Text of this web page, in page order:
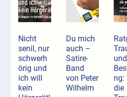
Nicht
senil, nur
schwerh
örig und
ich will
kein
Du mich
auch –
Satire-
Band
von Peter
Wilhelm
und
ng:
die